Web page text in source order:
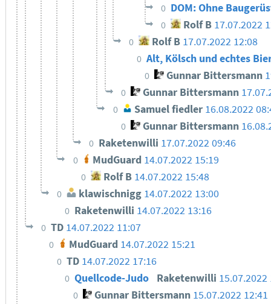
0 DOM: Ohne
0 Rolf B 17.07.2022
0 Rolf B 17.07.2022 12:08
0 Alt, Kölsch und echtes
0 Gunnar Bittersmann
0 Gunnar Bittersmann
0 Samuel fiedler 16.08.2022
0 Gunnar Bittersmann
0 Raketenwilli 17.07.2022 09:46
0 MudGuard 14.07.2022 15:19
0 Rolf B 14.07.2022 15:48
0 klawischnigg 14.07.2022 13:00
0 Raketenwilli 14.07.2022 13:16
0 TD 14.07.2022 11:07
0 MudGuard 14.07.2022 15:21
0 TD 14.07.2022 17:16
0 Quellcode-Judo Raketenwilli 15.07.2022
0 Gunnar Bittersmann 15.07.2022 12:41